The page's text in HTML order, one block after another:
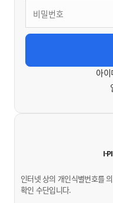
아
I-
인터넷 상의 개인식별번호를
확인 수단입니다.